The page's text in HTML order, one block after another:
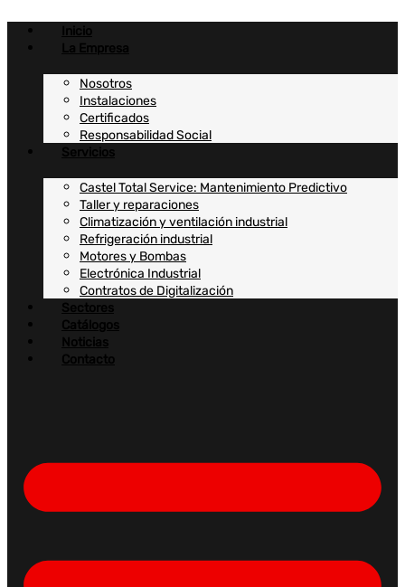
contenido
Inicio
La Empresa
Nosotros
Instalaciones
Certificados
Responsabilidad Social
Servicios
Castel Total Service: Mantenimiento Predictivo
Taller y reparaciones
Climatización y ventilación industrial
Refrigeración industrial
Motores y Bombas
Electrónica Industrial
Contratos de Digitalización
Sectores
Catálogos
Noticias
Contacto